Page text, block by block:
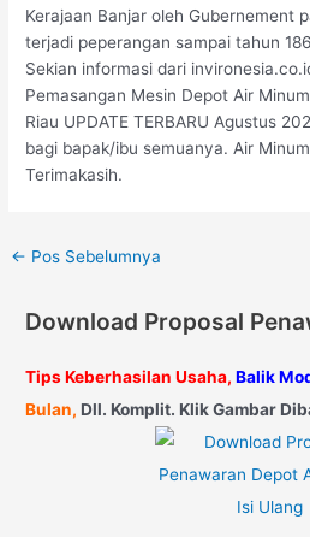
Kerajaan Banjar oleh Gubernement
terjadi peperangan sampai tahun
Sekian informasi dari
Pemasangan Mesin Depot Air
Riau UPDATE TERBARU Agustus
bagi bapak/ibu semuanya. Air
Terimakasih.
← Pos Sebelumnya
Download Proposal
Tips Keberhasilan Usaha, Balik
Bulan, Dll. Komplit. Klik Gambar